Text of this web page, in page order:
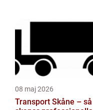
08 maj 2026
Transport Skåne – så